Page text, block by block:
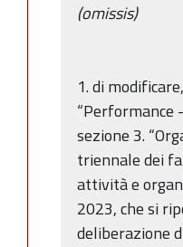
(omissis)
1. di
“Performance
sezione 3.
triennale dei
attività e
2023, che si
deliberazione